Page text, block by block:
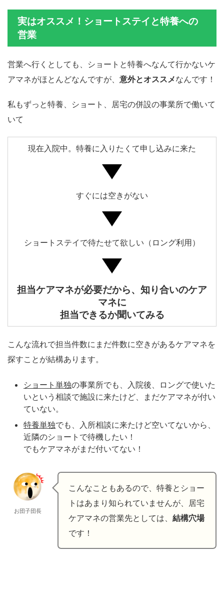
実はオススメ！ショートステイと特養への
営業
営業へ行くとしても、ショートと特養へなんて行かないケ
アマネがほとんどなんですが、 意外とオススメなんです！
私もずっと特養、ショート、居宅の併設の事業所で働いて
いて
現在入院中。特養に入りたくて申し込みに来た
すぐには空きがない
ショートステイで待たせて欲しい（ロング利用）
担当ケアマネが必要だから、知り合いのケア
マネに
担当できるか聞いてみる
こんな流れで担当件数にまだ件数に空きがあるケアマネを
探すことが結構あります。
ショート単独の事業所でも、入院後、ロングで使いた
いという相談で施設に来たけど、まだケアマネが付い
ていない。
特養単独でも、入所相談に来たけど空いてないから、
近隣のショートで待機したい！
でもケアマネがまだ付いてない！
お団子団長
こんなこともあるので、特養とショー
トはあまり知られていませんが、居宅
ケアマネの営業先としては、 結構穴場
です！